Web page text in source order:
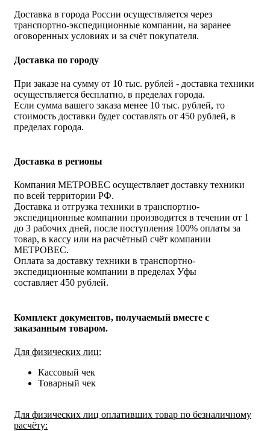
Доставка в города России осуществляется через
транспортно-экспедиционные компании, на заранее
оговоренных условиях и за счёт покупателя.
Доставка по городу
При заказе на сумму от 10 тыс. рублей - доставка техники
осуществляется бесплатно, в пределах города.
Если сумма вашего заказа менее 10 тыс. рублей, то
стоимость доставки будет составлять от 450 рублей, в
пределах города.
Доставка в регионы
Компания МЕТРОВЕС осуществляет доставку техники
по всей территории РФ.
Доставка и отгрузка техники в транспортно-
экспедиционные компании производится в течении от 1
до 3 рабочих дней, после поступления 100% оплаты за
товар, в кассу или на расчётный счёт компании
МЕТРОВЕС.
Оплата за доставку техники в транспортно-
экспедиционные компании в пределах Уфы
составляет 450 рублей.
Комплект документов, получаемый вместе с
заказанным товаром.
Для физических лиц:
Кассовый чек
Товарный чек
Для физических лиц оплативших товар по безналичному
расчёту: